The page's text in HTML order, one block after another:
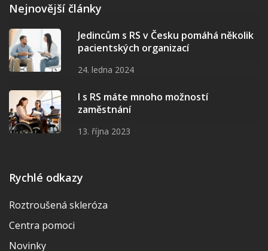
Nejnovější články
Jedincům s RS v Česku pomáhá několik
pacientských organizací
24. ledna 2024
I s RS máte mnoho možností
zaměstnání
13. října 2023
Rychlé odkazy
Roztroušená skleróza
Centra pomoci
Novinky